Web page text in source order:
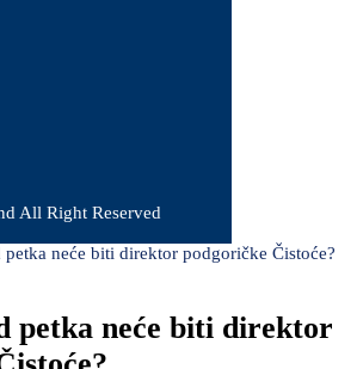
All Right Reserved
neće biti direktor podgoričke Čistoće?
petka neće biti direktor